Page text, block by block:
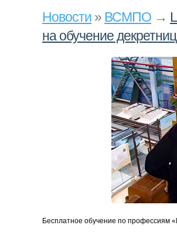
Новости » ВСМПО →
на обучение
Бесплатное обучение по профессиям